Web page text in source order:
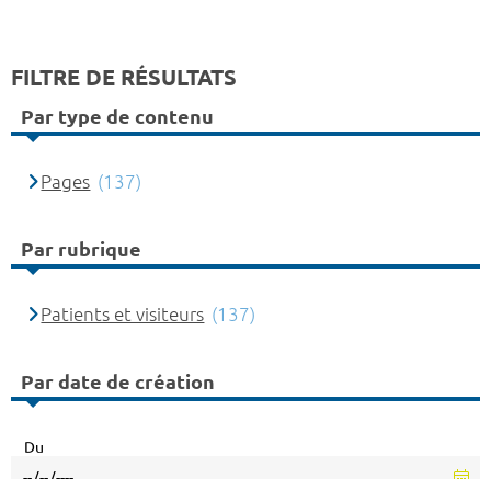
FILTRE DE RÉSULTATS
Par type de contenu
Pages (137)
Par rubrique
Patients et visiteurs (137)
Par date de création
Du